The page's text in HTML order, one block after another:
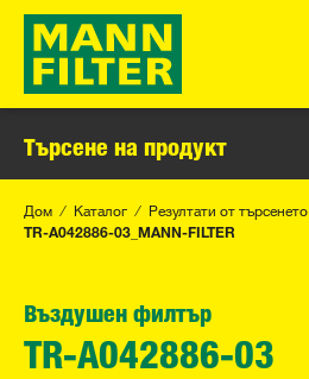
Търсене на продукт
Дом Каталог Резултати от търсенето
TR-A042886-03_MANN-FILTER
Въздушен филтър
TR-A042886-03